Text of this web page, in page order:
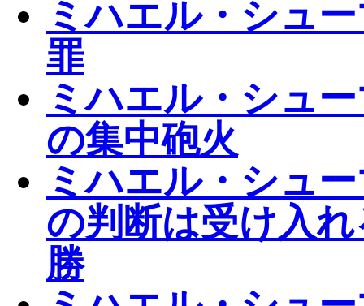
ミハエル・シュ
罪
ミハエル・シュ
の集中砲火
ミハエル・シュ
の判断は受け入
勝